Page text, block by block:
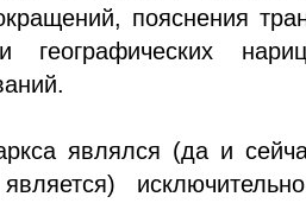
пояснения
географических
являлся (да и